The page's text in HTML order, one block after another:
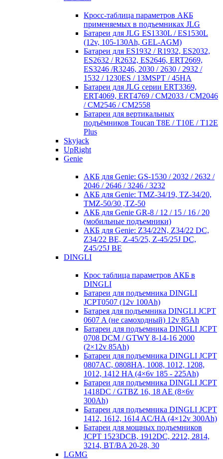
Кросc-таблица параметров АКБ
применяемых в подъемниках JLG
Батареи для JLG ES1330L / ES1530L
(12v, 105-130Ah, GEL-AGM)
Батареи для ES1932 / R1932, ES2032,
ES2632 / R2632, ES2646, ERT2669,
ES3246 /R3246, 2030 / 2630 / 2932 /
1532 / 1230ES / 13MSPT / 45HA
Батареи для JLG серии ERT3369,
ERT4069, ERT4769 / CM2033 / CM2046
/ CM2546 / CM2558
Батареи для вертикальных
подъёмников Toucan T8E / T10E / T12E
Plus
Skyjack
UpRight
Genie
АКБ для Genie: GS-1530 / 2032 / 2632 /
2046 / 2646 / 3246 / 3232
АКБ для Genie: TMZ-34/19, TZ-34/20,
TMZ-50/30 ,TZ-50
АКБ для Genie GR-8 / 12 / 15 / 16 / 20
(мобильные подъемники)
АКБ для Genie: Z34/22N, Z34/22 DC,
Z34/22 BE, Z-45/25, Z-45/25J DC,
Z45/25J BE
DINGLI
Крос таблица параметров АКБ в
DINGLI
Батареи для подъемника DINGLI
JCPT0507 (12v 100Ah)
Батарея для подъемника DINGLI JCPT
0607 A (не самоходный) 12v 85Ah
Батареи для подъемника DINGLI JCPT
0708 DCM / GTWY 8-14-16 2000
(2×12v 85Ah)
Батареи для подъемника DINGLI JCPT
0807AC, 0808HA, 1008, 1012, 1208,
1012, 1412 HA (4×6v 185 - 225Ah)
Батареи для подъемника DINGLI JCPT
1418DC / GTBZ 16, 18 AE (8×6v
300Ah)
Батареи для подъемника DINGLI JCPT
1412, 1612, 1614 AC/HA (4×12v 300Ah)
Батареи для мощных подъемников
JCPT 1523DCB, 1912DC, 2212, 2814,
3214, BT/BA 20-28, 30
LGMG